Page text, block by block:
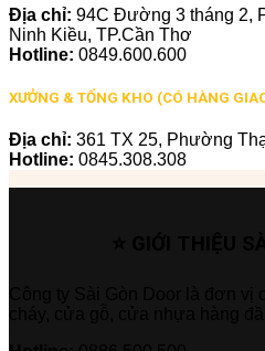
Địa chỉ: 94C Đường 3 tháng 2,
Ninh Kiều, TP.Cần Thơ
Hotline: 0849.600.600
XƯỞNG & TỔNG KHO (CÓ HÀNG
Địa chỉ: 361 TX 25, Phường
Hotline: 0845.308.308